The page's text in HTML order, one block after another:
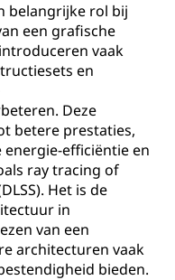
belangrijke rol bij
een grafische
vaak
en
Deze
betere prestaties,
efficiëntie en
ray tracing of
Het is de
in
van een
architecturen vaak
bieden.